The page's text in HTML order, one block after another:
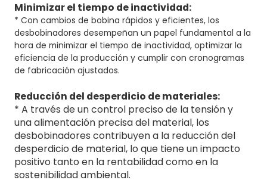
Minimizar el tiempo de inactividad:
* Con cambios de bobina rápidos y eficientes, los
desbobinadores desempeñan un papel fundamental a la
hora de minimizar el tiempo de inactividad, optimizar la
eficiencia de la producción y cumplir con cronogramas
de fabricación ajustados.
Reducción del desperdicio de materiales:
* A través de un control preciso de la tensión y
una alimentación precisa del material, los
desbobinadores contribuyen a la reducción del
desperdicio de material, lo que tiene un impacto
positivo tanto en la rentabilidad como en la
sostenibilidad ambiental.